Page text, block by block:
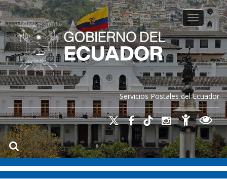
Servicios Postales del Ecuador
Toggle